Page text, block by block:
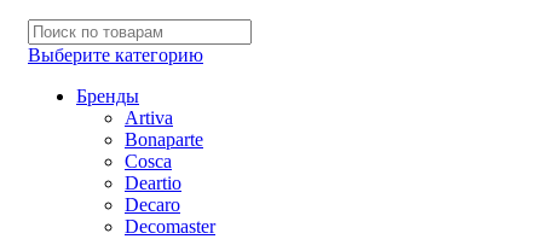
Выберите категорию
Бренды
Artiva
Bonaparte
Cosca
Deartio
Decaro
Decomaster